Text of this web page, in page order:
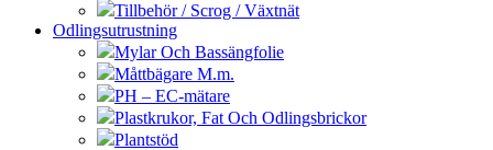
Tillbehör / Scrog / Växtnät
Odlingsutrustning
Mylar Och Bassängfolie
Måttbägare M.m.
PH – EC-mätare
Plastkrukor, Fat Och Odlingsbrickor
Plantstöd